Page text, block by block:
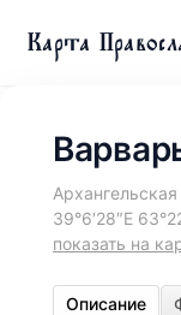
Карта
39°6′28″E
показать на
Описание